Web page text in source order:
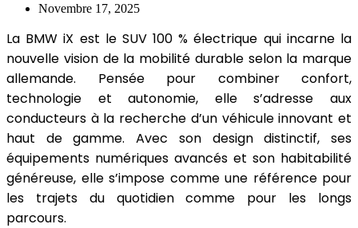
Novembre 17, 2025
La BMW iX est le SUV 100 % électrique qui incarne la
nouvelle vision de la mobilité durable selon la marque
allemande. Pensée pour combiner confort,
technologie et autonomie, elle s’adresse aux
conducteurs à la recherche d’un véhicule innovant et
haut de gamme. Avec son design distinctif, ses
équipements numériques avancés et son habitabilité
généreuse, elle s’impose comme une référence pour
les trajets du quotidien comme pour les longs
parcours.